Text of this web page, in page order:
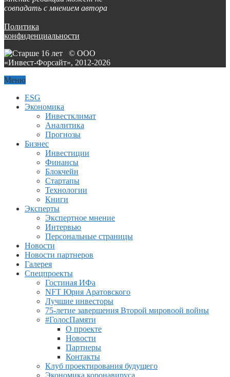
совпадать с мнением автора
Политика
конфиденциальности
© ООО
«Инвест-Форсайт», 2012-2026
Меню
ESG
Экономика
Инвестклимат
Аналитика
Прогнозы
Бизнес
Инвестиции
Финансы
Блокчейн
Стартапы
Технологии
Книги
Эксперты
Экспертное мнение
Интервью
Персональные страницы
Новости
Новости партнеров
Галерея
Спецпроекты
Гостиная ИФа
NFT Юрия Аратовского
Лучшие инвесторы
75-летие завершения Второй мировоой войны
#ГолосПамяти
О проекте
Новости
Партнеры
Контакты
Клуб проектирования будущего
Экономика коронавируса